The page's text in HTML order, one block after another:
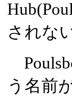
されな
う名前